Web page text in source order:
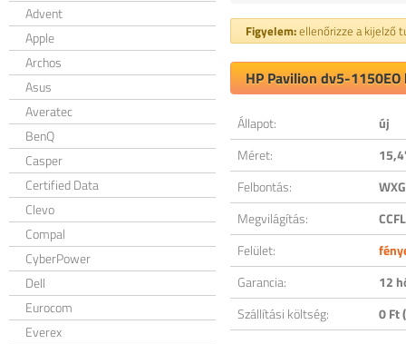
Advent
Apple
Archos
Asus
Averatec
BenQ
Casper
Certified Data
Clevo
Compal
CyberPower
Dell
Eurocom
Everex
Figyelem:ellenőrizze a kijelző
HP Pavilion dv5-
Állapot:
új
Méret:
Felbontás:
Megvilágítás:
CCFL
Felület:
Garancia:
12
Szállítási költség:
0 Ft